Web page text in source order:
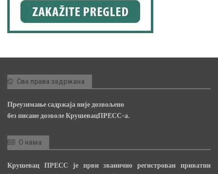
Сва права задржана
Преузимање садржаја није дозвољено
без писане дозволе КрушевацПРЕСС-а.
О нама
Крушевац ПРЕСС је први званично регистрован приватни